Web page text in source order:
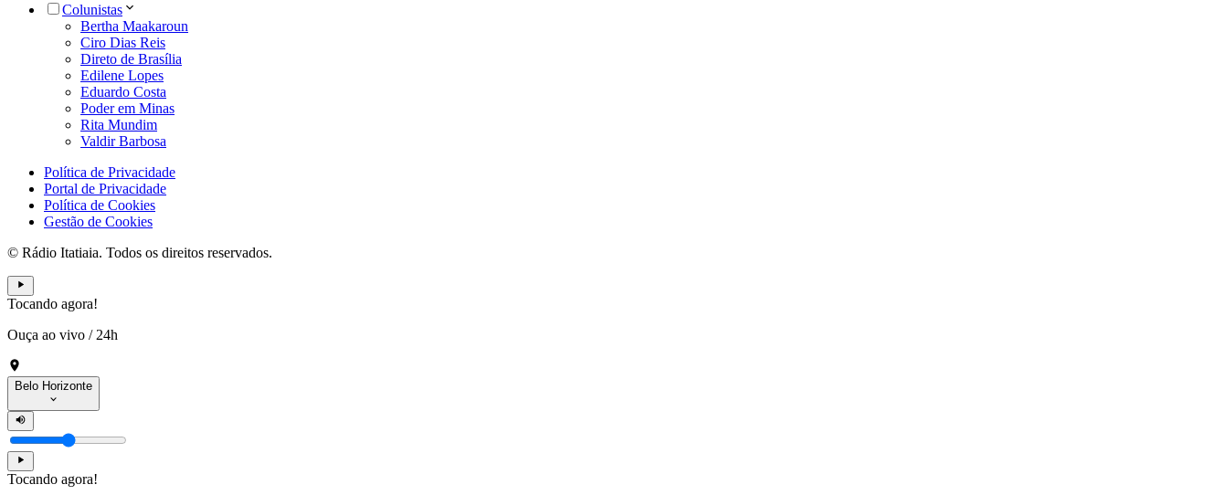
Colunistas
Bertha Maakaroun
Ciro Dias Reis
Direto de Brasília
Edilene Lopes
Eduardo Costa
Poder em Minas
Rita Mundim
Valdir Barbosa
Política de Privacidade
Portal de Privacidade
Política de Cookies
Gestão de Cookies
© Rádio Itatiaia. Todos os direitos reservados.
Tocando agora!
Ouça ao vivo / 24h
Belo Horizonte
Tocando agora!